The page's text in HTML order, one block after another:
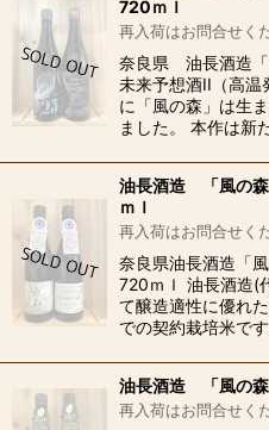
720ｍｌ
再入荷はお問合せく
奈良県 油長酒造
未来予想酒II（高
に「風の森」は生
ました。 本作は新
油長酒造 「風の
ｍｌ
再入荷はお問合せく
奈良県油長酒造「
720ｍｌ 油長酒造(
て醸造適性に優れ
での契約栽培米で
油長酒造 「風の
再入荷はお問合せく